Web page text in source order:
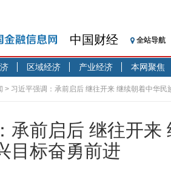
中国财经 全站导航
区域经济 产业经济 本网聚焦
> 习近平强调：承前启后 继往开来 继续朝着中华民
承前启后 继往开来
目标奋勇前进